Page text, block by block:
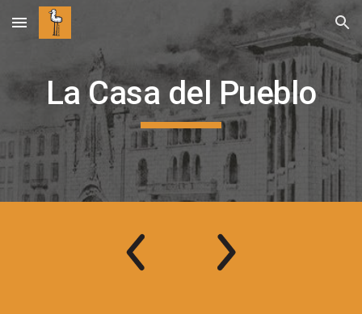
Skip to main content Skip to navigation
La Casa del Pueblo